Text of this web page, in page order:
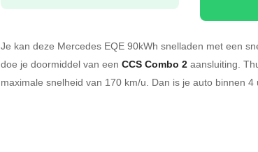
Je kan deze Mercedes EQE 90kWh snelladen met een
doe je doormiddel van een CCS Combo 2 aansluiting.
maximale snelheid van 170 km/u. Dan is je auto binnen 4